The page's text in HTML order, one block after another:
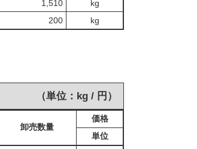
1,510
kg
200 kg
（単位：kg / 円）
卸売数量
価格
単位